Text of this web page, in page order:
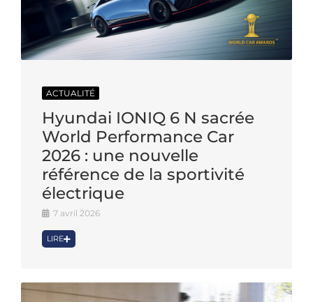
ACTUALITÉ
Hyundai IONIQ 6 N sacrée
World Performance Car
2026 : une nouvelle
référence de la sportivité
électrique
7 avril 2026
LIRE